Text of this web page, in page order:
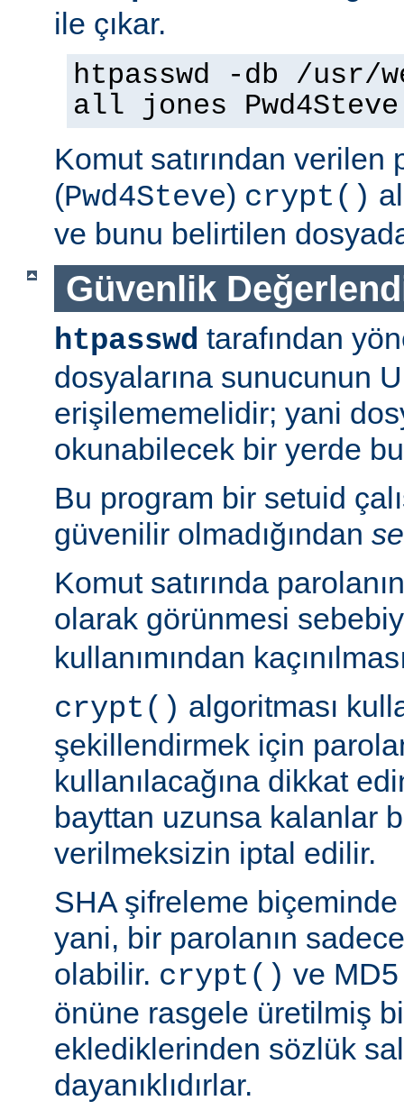
ile çıkar.
htpasswd -db /usr/
all jones Pwd4Steve
Komut satırından verilen
(Pwd4Steve) crypt()
ve bunu belirtilen
Güvenlik
htpasswd tarafından
dosyalarına sunucunun
erişilememelidir; yani
okunabilecek bir yerde
Bu program bir setuid
güvenilir olmadığından
Komut satırında
olarak görünmesi
kullanımından
crypt() algoritması
şekillendirmek için
kullanılacağına dikkat
bayttan uzunsa kalanlar
verilmeksizin iptal edilir.
SHA şifreleme
yani, bir parolanın
olabilir. crypt() ve
önüne rasgele üretilmiş
eklediklerinden sözlük
dayanıklıdırlar.